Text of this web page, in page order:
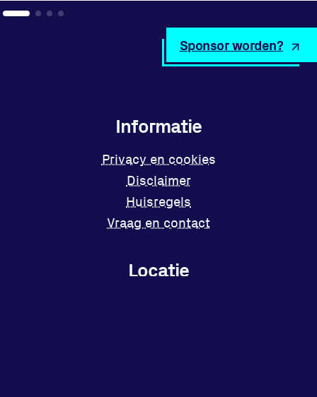
Locatie
Informatie
Privacy en cookies
Disclaimer
Huisregels
Vraag en contact
Sponsor worden?